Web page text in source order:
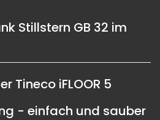
Stillstern GB 32 im
Tineco iFLOOR 5
- einfach und sauber